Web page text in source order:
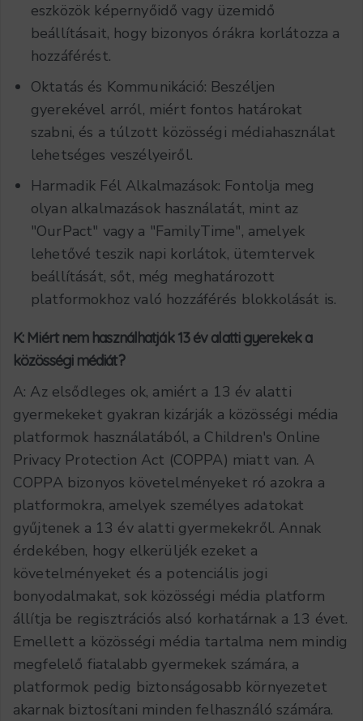
eszközök képernyőidő vagy üzemidő
beállításait, hogy bizonyos órákra korlátozza a
hozzáférést.
Oktatás és Kommunikáció: Beszéljen
gyerekével arról, miért fontos határokat
szabni, és a túlzott közösségi médiahasználat
lehetséges veszélyeiről.
Harmadik Fél Alkalmazások: Fontolja meg
olyan alkalmazások használatát, mint az
"OurPact" vagy a "FamilyTime", amelyek
lehetővé teszik napi korlátok, ütemtervek
beállítását, sőt, még meghatározott
platformokhoz való hozzáférés blokkolását is.
K: Miért nem használhatják 13 év alatti gyerekek a
közösségi médiát?
A: Az elsődleges ok, amiért a 13 év alatti
gyermekeket gyakran kizárják a közösségi média
platformok használatából, a Children's Online
Privacy Protection Act (COPPA) miatt van. A
COPPA bizonyos követelményeket ró azokra a
platformokra, amelyek személyes adatokat
gyűjtenek a 13 év alatti gyermekekről. Annak
érdekében, hogy elkerüljék ezeket a
követelményeket és a potenciális jogi
bonyodalmakat, sok közösségi média platform
állítja be regisztrációs alsó korhatárnak a 13 évet.
Emellett a közösségi média tartalma nem mindig
megfelelő fiatalabb gyermekek számára, a
platformok pedig biztonságosabb környezetet
akarnak biztosítani minden felhasználó számára.